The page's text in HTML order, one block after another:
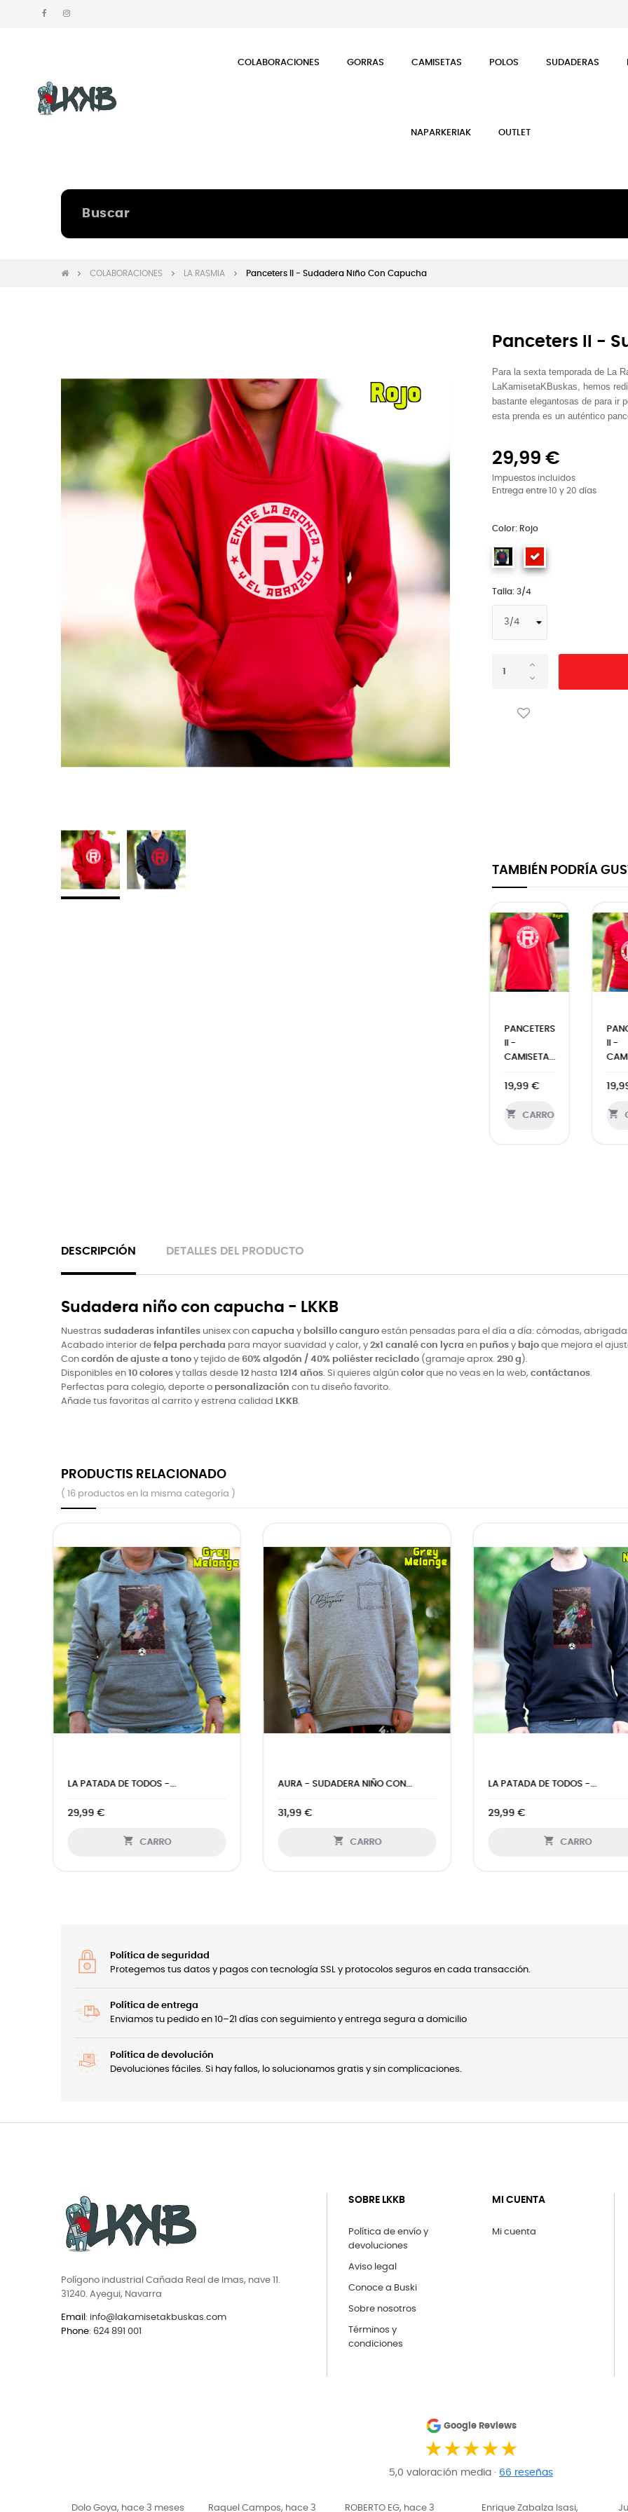
COLABORACIONES GORRAS CAMISETAS POLOS SUDADERAS
NAPARKERIAK OUTLET
COLABORACIONES LA RASMIA Panceters II - Sudadera Niño Con Capucha
Panceters II -
Para la sexta temporada de La
LaKamisetaKBuskas, hemos
bastante elegantosas de para ir
esta prenda es un auténtico
29,99 €
Impuestos incluidos
Entrega entre 10 y 20 días
Color: Rojo
Talla: 3/4
TAMBIÉN PODRÍA
PANCETERS
II -
CAMISETA...
25,99 €
 CARRO
II -

DESCRIPCIÓN DETALLES DEL PRODUCTO
Sudadera niño con capucha - LKKB
Nuestras sudaderas infantiles unisex con capucha y bolsillo canguro están pensadas para el día a día: cómodas,
Acabado interior de felpa perchada para mayor suavidad y calor, y 2x1 canalé con lycra en puños y bajo que mejora el
Con cordón de ajuste a tono y tejido de 60% algodón / 40% poliéster reciclado (gramaje aprox. 290 g ).
Disponibles en 10 colores y tallas desde 12 hasta 1214 años . Si quieres algún color que no veas en la web, contáctanos
Perfectas para colegio, deporte o personalización con tu diseño favorito.
Añade tus favoritas al carrito y estrena calidad
LKKB
PRODUCTIS RELACIONADO
( 16 productos en la misma categoría )
JURRU II - SUDADERA BICOLOR...
38,99 €
 CARRO
PELOPO - SUDADERA NIÑO CON...
31,99 €
 CARRO
PUTO FUTBOL DE MIERDA -...
29,99 €
 CARRO
Política de seguridad
Protegemos tus datos y pagos con tecnología SSL y protocolos seguros en cada transacción.
Política de entrega
Enviamos tu pedido en 10–21 días con seguimiento y entrega segura a domicilio
Política de devolución
Devoluciones fáciles. Si hay fallos, lo solucionamos gratis y sin complicaciones.
Polígono industrial Cañada Real de Imas, nave 11.
31240. Ayegui, Navarra
Email : info@lakamisetakbuskas.com
Phone: 624 891 001
SOBRE LKKB
Política de envío y
devoluciones
Aviso legal
Conoce a Buski
Sobre nosotros
Términos y
condiciones
MI CUENTA
Mi cuenta
Google Reviews
★★★★★
5,0 valoración media · 66 reseñas
Raquel Campos, hace 3 ROBERTO EG, hace 3 Enrique Zabalza Isasi, Juana Ochoa, hace 3